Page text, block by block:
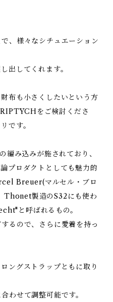
、様々なシチュエーション
出してくれます。
布も小さくしたいという方
をご検討くださ
です。
編み込みが施されており、
プロダクトとしても魅力的
Breuer(マルセル・ブロ
Thonet製造のS32にも使わ
と呼ばれるもの。
るので、さらに愛着を持っ
ングストラップともに取り
わせて調整可能です。